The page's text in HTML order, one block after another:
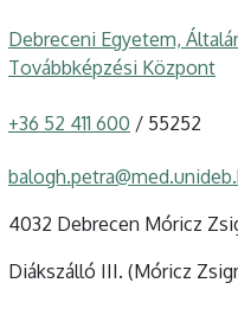
Debreceni Egyetem,
Továbbképzési Központ
+36 52 411 600 / 55252
4032 Debrecen Móricz
Diákszálló III. (Móricz